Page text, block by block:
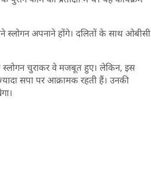
स्लोगन अपनाने होंगे। दलितों के साथ ओबीसी
चुराकर वे मजबूत हुए। लेकिन, इस
सपा पर आक्रामक रहती हैं। उनकी